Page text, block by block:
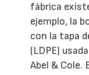
fábrica
ejemplo, la
con la tapa
(LDPE)
Abel & Cole.